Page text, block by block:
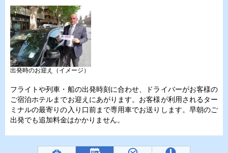
出発時のお迎え（イメージ）
フライトや列車・船の出発時刻に合わせ、ドライバーがお客様の
ご宿泊ホテルまでお迎えにあがります。お客様が利用されるター
ミナルの最寄りの入り口前まで専用車でお送りします。早朝のご
出発でも追加料金はかかりません。